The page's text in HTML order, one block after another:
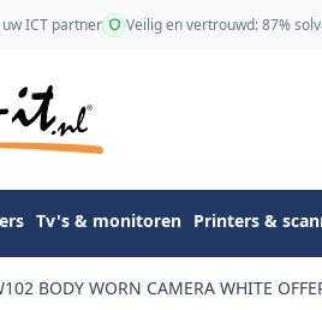
ICT partner Veilig en vertrouwd: 87%
Tv's & monitoren Printers &
BODY WORN CAMERA WHITE